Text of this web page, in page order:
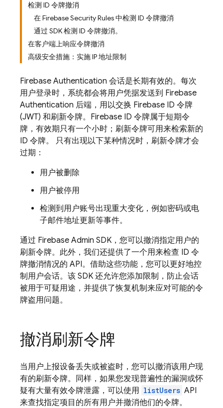
检测 ID 令牌撤消
在 Firebase Security Rules 中检测 ID 令牌撤消
通过 SDK 检测 ID 令牌撤消。
在客户端上响应令牌撤消
高级安全措施：实施 IP 地址限制
Firebase Authentication 会话是长期有效的。每次
用户登录时，系统都会将用户凭据发送到 Firebase
Authentication 后端，用以交换 Firebase ID 令牌
(JWT) 和刷新令牌。Firebase ID 令牌属于短期令
牌，有效期只有一个小时；刷新令牌可用来检索新的
ID 令牌。 只有出现以下某种情况时，刷新令牌才会
过期：
用户被删除
用户被停用
检测到用户账号出现重大变化，例如密码或电
子邮件地址更新等事件。
通过 Firebase Admin SDK，您可以撤消指定用户的
刷新令牌。此外，我们还提供了一个用来检查 ID 令
牌撤消情况的 API。借助这些功能，您可以更好地控
制用户会话。该 SDK 还允许您添加限制，防止会话
被用于可疑用途，并提供了恢复机制来应对可能的令
牌盗用问题。
撤消刷新令牌
当用户上报设备丢失或被盗时，您可以撤消该用户现
有的刷新令牌。同样，如果您发现普遍性的漏洞或怀
疑有大量有效令牌泄露，可以使用 listUsers API
来查找指定项目的所有用户并撤消他们的令牌。